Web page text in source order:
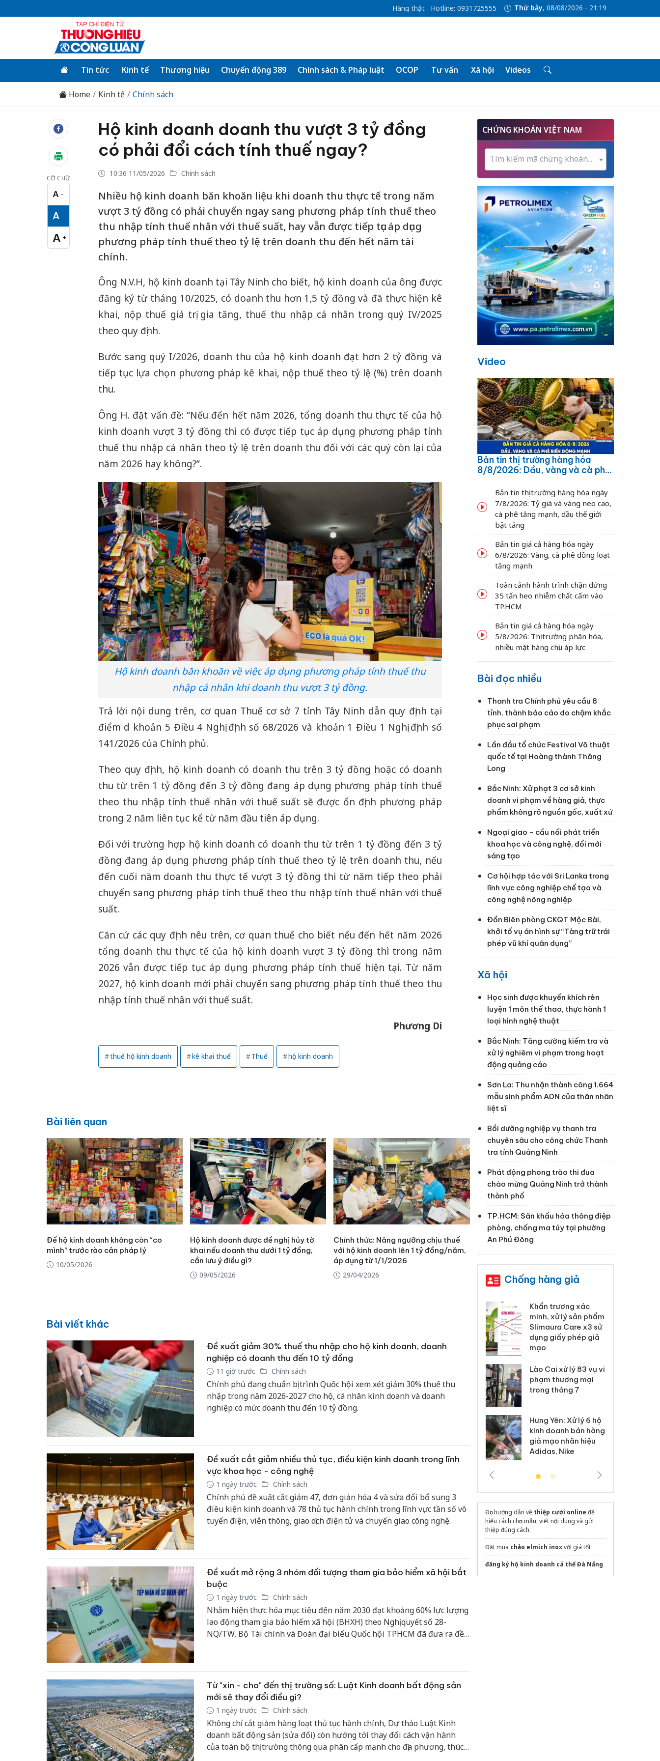
Hàng thật Hotline: 0931725555 Thứ bảy, 08/08/2026 - 21:19
Tin tức Kinh tế Thương hiệu Chuyển động 389 Chính sách & Pháp luật OCOP Tư vấn Xã hội Videos
Home Kinh tế Chính sách
CỠ CHỮ
A −
Cỡ chữ nhỏ
A
Cỡ chữ vừa
A +
Cỡ chữ lớn
Hộ kinh doanh doanh thu vượt 3 tỷ đồng
có phải đổi cách tính thuế ngay?
10:36 11/05/2026 Chính sách
Nhiều hộ kinh doanh băn khoăn liệu khi doanh thu thực tế trong năm
vượt 3 tỷ đồng có phải chuyển ngay sang phương pháp tính thuế theo
thu nhập tính thuế nhân với thuế suất, hay vẫn được tiếp tục áp dụng
phương pháp tính thuế theo tỷ lệ trên doanh thu đến hết năm tài
chính.
Ông N.V.H, hộ kinh doanh tại Tây Ninh cho biết, hộ kinh doanh của ông được
đăng ký từ tháng 10/2025, có doanh thu hơn 1,5 tỷ đồng và đã thực hiện kê
khai, nộp thuế giá trị gia tăng, thuế thu nhập cá nhân trong quý IV/2025
theo quy định.
Bước sang quý I/2026, doanh thu của hộ kinh doanh đạt hơn 2 tỷ đồng và
tiếp tục lựa chọn phương pháp kê khai, nộp thuế theo tỷ lệ (%) trên doanh
thu.
Ông H. đặt vấn đề: “Nếu đến hết năm 2026, tổng doanh thu thực tế của hộ
kinh doanh vượt 3 tỷ đồng thì có được tiếp tục áp dụng phương pháp tính
thuế thu nhập cá nhân theo tỷ lệ trên doanh thu đối với các quý còn lại của
năm 2026 hay không?”.
Hộ kinh doanh băn khoăn về việc áp dụng phương pháp tính thuế thu
nhập cá nhân khi doanh thu vượt 3 tỷ đồng.
Trả lời nội dung trên, cơ quan Thuế cơ sở 7 tỉnh Tây Ninh dẫn quy định tại
điểm d khoản 5 Điều 4 Nghị định số 68/2026 và khoản 1 Điều 1 Nghị định số
141/2026 của Chính phủ.
Theo quy định, hộ kinh doanh có doanh thu trên 3 tỷ đồng hoặc có doanh
thu từ trên 1 tỷ đồng đến 3 tỷ đồng đang áp dụng phương pháp tính thuế
theo thu nhập tính thuế nhân với thuế suất sẽ được ổn định phương pháp
trong 2 năm liên tục kể từ năm đầu tiên áp dụng.
Đối với trường hợp hộ kinh doanh có doanh thu từ trên 1 tỷ đồng đến 3 tỷ
đồng đang áp dụng phương pháp tính thuế theo tỷ lệ trên doanh thu, nếu
đến cuối năm doanh thu thực tế vượt 3 tỷ đồng thì từ năm tiếp theo phải
chuyển sang phương pháp tính thuế theo thu nhập tính thuế nhân với thuế
suất.
Căn cứ các quy định nêu trên, cơ quan thuế cho biết nếu đến hết năm 2026
tổng doanh thu thực tế của hộ kinh doanh vượt 3 tỷ đồng thì trong năm
2026 vẫn được tiếp tục áp dụng phương pháp tính thuế hiện tại. Từ năm
2027, hộ kinh doanh mới phải chuyển sang phương pháp tính thuế theo thu
nhập tính thuế nhân với thuế suất.
Phương Di
thuế hộ kinh doanh kê khai thuế Thuế hộ kinh doanh
Bài liên quan
Để hộ kinh doanh không còn “co
mình” trước rào cản pháp lý
10/05/2026
Hộ kinh doanh được đề nghị hủy tờ
khai nếu doanh thu dưới 1 tỷ đồng,
cần lưu ý điều gì?
09/05/2026
Chính thức: Nâng ngưỡng chịu thuế
với hộ kinh doanh lên 1 tỷ đồng/năm,
áp dụng từ 1/1/2026
29/04/2026
Bài viết khác
Đề xuất giảm 30% thuế thu nhập cho hộ kinh doanh, doanh
nghiệp có doanh thu đến 10 tỷ đồng
11 giờ trước Chính sách
Chính phủ đang chuẩn bị trình Quốc hội xem xét giảm 30% thuế thu
nhập trong năm 2026-2027 cho hộ, cá nhân kinh doanh và doanh
nghiệp có mức doanh thu đến 10 tỷ đồng.
Đề xuất cắt giảm nhiều thủ tục, điều kiện kinh doanh trong lĩnh
vực khoa học - công nghệ
1 ngày trước Chính sách
Chính phủ đề xuất cắt giảm 47, đơn giản hóa 4 và sửa đổi bổ sung 3
điều kiện kinh doanh và 78 thủ tục hành chính trong lĩnh vực tần số vô
tuyến điện, viễn thông, giao dịch điện tử và chuyển giao công nghệ.
Đề xuất mở rộng 3 nhóm đối tượng tham gia bảo hiểm xã hội bắt
buộc
1 ngày trước Chính sách
Nhằm hiện thực hóa mục tiêu đến năm 2030 đạt khoảng 60% lực lượng
lao động tham gia bảo hiểm xã hội (BHXH) theo Nghị quyết số 28-
NQ/TW, Bộ Tài chính và Đoàn đại biểu Quốc hội TPHCM đã đưa ra đề
41/2024/QH15.
Từ "xin - cho" đến thị trường số: Luật Kinh doanh bất động sản
mới sẽ thay đổi điều gì?
1 ngày trước Chính sách
Không chỉ cắt giảm hàng loạt thủ tục hành chính, Dự thảo Luật Kinh
doanh bất động sản (sửa đổi) còn hướng tới thay đổi cách vận hành
của toàn bộ thị trường thông qua phân cấp mạnh cho địa phương, thúc
CHỨNG KHOÁN VIỆT NAM
Tìm kiếm mã chứng khoán...
Video
Bản tin thị trường hàng hóa
8/8/2026: Dầu, vàng và cà phê
Bản tin thị trường hàng hóa ngày
7/8/2026: Tỷ giá và vàng neo cao,
cà phê tăng mạnh, dầu thế giới
bật tăng
Bản tin giá cả hàng hóa ngày
6/8/2026: Vàng, cà phê đồng loạt
tăng mạnh
Toàn cảnh hành trình chặn đứng
35 tấn heo nhiễm chất cấm vào
TP.HCM
Bản tin giá cả hàng hóa ngày
5/8/2026: Thị trường phân hóa,
nhiều mặt hàng chịu áp lực
Bài đọc nhiều
Thanh tra Chính phủ yêu cầu 8
tỉnh, thành báo cáo do chậm khắc
phục sai phạm
Lần đầu tổ chức Festival Võ thuật
quốc tế tại Hoàng thành Thăng
Long
Bắc Ninh: Xử phạt 3 cơ sở kinh
doanh vi phạm về hàng giả, thực
phẩm không rõ nguồn gốc, xuất xứ
Ngoại giao - cầu nối phát triển
khoa học và công nghệ, đổi mới
sáng tạo
Cơ hội hợp tác với Sri Lanka trong
lĩnh vực công nghiệp chế tạo và
công nghệ nông nghiệp
Đồn Biên phòng CKQT Mộc Bài,
khởi tố vụ án hình sự “Tàng trữ trái
phép vũ khí quân dụng”
Xã hội
Học sinh được khuyến khích rèn
luyện 1 môn thể thao, thực hành 1
loại hình nghệ thuật
Bắc Ninh: Tăng cường kiểm tra và
xử lý nghiêm vi phạm trong hoạt
động quảng cáo
Sơn La: Thu nhận thành công 1.664
mẫu sinh phẩm ADN của thân nhân
liệt sĩ
Bồi dưỡng nghiệp vụ thanh tra
chuyên sâu cho công chức Thanh
tra tỉnh Quảng Ninh
Phát động phong trào thi đua
chào mừng Quảng Ninh trở thành
thành phố
TP.HCM: Sân khấu hóa thông điệp
phòng, chống ma túy tại phường
An Phú Đông
Chống hàng giả
kinh doanh
tìm bị hại trong vụ
án sản xuất, buôn
bán yến sào giả
bán bình sữa
Khẩn trương xác
minh, xử lý sản phẩm
Slimaura Care x3 sử
dụng giấy phép giả
mạo
Lào Cai xử lý 83 vụ vi
phạm thương mại
trong tháng 7
Hưng Yên: Xử lý 6 hộ
kinh doanh bán hàng
giả mạo nhãn hiệu
Adidas, Nike
Đọc hướng dẫn về thiệp cưới online để
hiểu cách chọn mẫu, viết nội dung và gửi
thiệp đúng cách.
Đặt mua chảo elmich inoxvới giá tốt
đăng ký hộ kinh doanh cá thể Đà Nẵng